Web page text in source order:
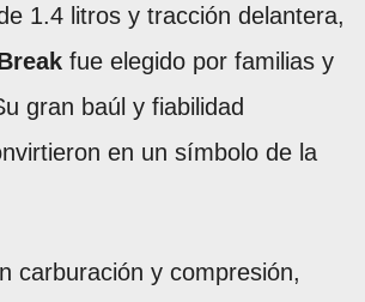
1.4 litros y tracción delantera,
fue elegido por familias y
gran baúl y fiabilidad
en un símbolo de la
carburación y compresión,